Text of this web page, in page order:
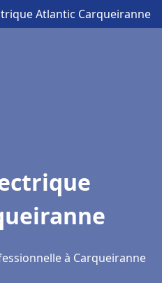
Atlantic Carqueiranne
à Carqueiranne